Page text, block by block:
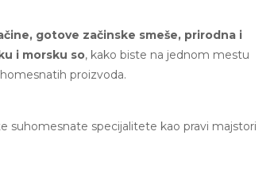
gotove začinske smeše, prirodna i
i morsku so, kako biste na jednom mestu
proizvoda.
suhomesnate specijalitete kao pravi majstori